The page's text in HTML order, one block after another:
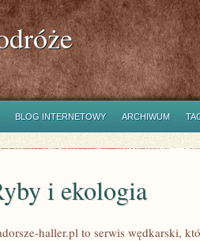
BLOG INTERNETOWY ARCHIWUM
i ekologia
haller.pl to serwis wędkarski,